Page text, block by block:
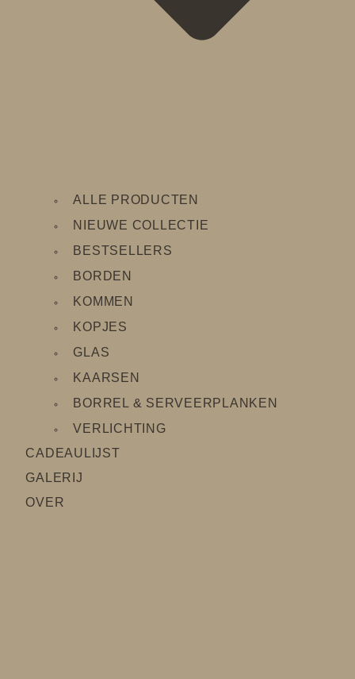
ALLE PRODUCTEN
NIEUWE COLLECTIE
BESTSELLERS
BORDEN
KOMMEN
KOPJES
GLAS
KAARSEN
BORREL & SERVEERPLANKEN
VERLICHTING
CADEAULIJST
GALERIJ
OVER